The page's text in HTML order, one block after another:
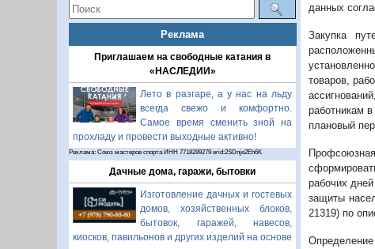
Реклама
Приглашаем на свободные катания в
«НАСЛЕДИИ»
Лето в разгаре, а у нас на льду
всегда свежо и комфортно.
Самое время сменить зной на
прохладу и провести выходные активно!
Реклама: Союз мастеров спорта ИНН 7718289279 erid:2SDnje2Eh6K
Дачные дома, гаражи, бытовки
Изготовление дачных и гостевых
домов, хозяйственных блоков,
бытовок, гаражей, навесов,
киосков, павильонов и других изделий на основе
данных
Закупка
товаров,
работникам
плановый
рабочих
защиты
21319) по